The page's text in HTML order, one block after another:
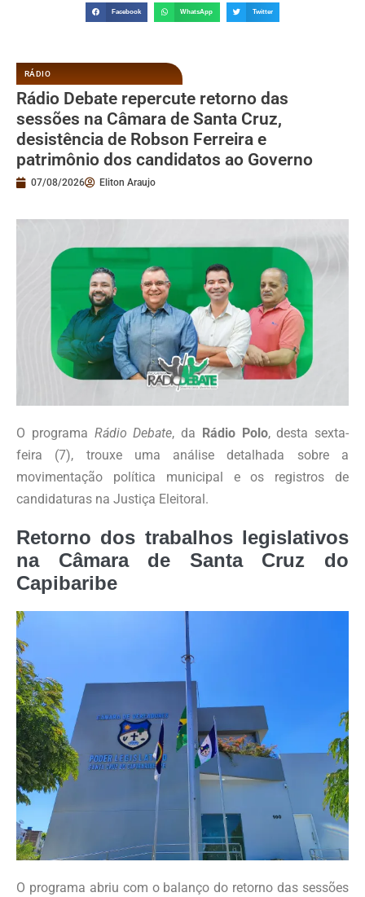
Facebook WhatsApp Twitter
RÁDIO
Rádio Debate repercute retorno das
sessões na Câmara de Santa Cruz,
desistência de Robson Ferreira e
patrimônio dos candidatos ao Governo
07/08/2026 Eliton Araujo
O programa Rádio Debate, da Rádio Polo, desta sexta-
feira (7), trouxe uma análise detalhada sobre a
movimentação política municipal e os registros de
candidaturas na Justiça Eleitoral.
Retorno dos trabalhos legislativos
na Câmara de Santa Cruz do
Capibaribe
O programa abriu com o balanço do retorno das sessões